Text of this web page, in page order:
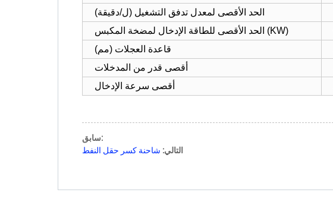
الحد الأقصى لمعدل تدفق التشغيل (ل/دقيقة)
الحد الأقصى للطاقة الإدخال لمضخة المكبس (KW)
قاعدة العجلات (مم)
أقصى قدر من المدخلات
أقصى سرعة الإدخال
سابق:
التالي: شاحنة كسر حقل النفط